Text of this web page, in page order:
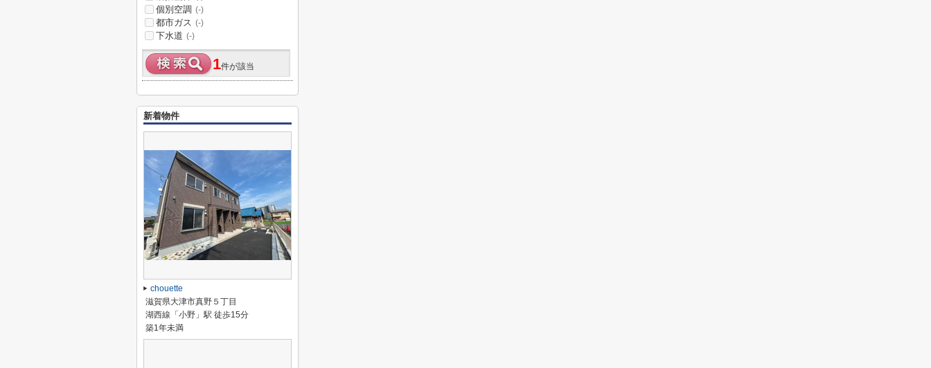
個別空調 (-)
都市ガス (-)
下水道 (-)
1件が該当
新着物件
chouette
滋賀県大津市真野５丁目
湖西線「小野」駅 徒歩15分
築1年未満